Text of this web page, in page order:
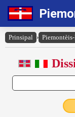
Prinsipal ›